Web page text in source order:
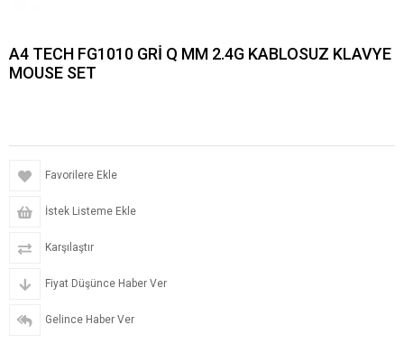
A4 TECH FG1010 GRİ Q MM 2.4G KABLOSUZ KLAVYE
MOUSE SET
Favorilere Ekle
İstek Listeme Ekle
Karşılaştır
Fiyat Düşünce Haber Ver
Gelince Haber Ver